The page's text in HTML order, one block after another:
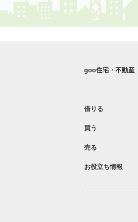
goo住宅・不動産
借りる
買う
売る
お役立ち情報